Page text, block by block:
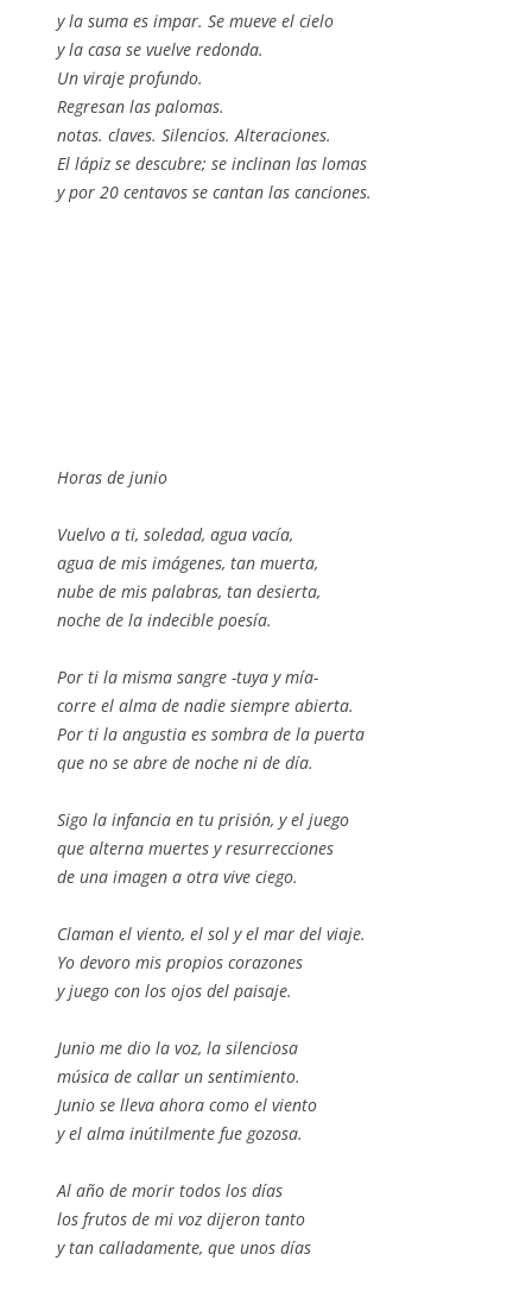
y la suma es impar. Se mueve el cielo
y la casa se vuelve redonda.
Un viraje profundo.
Regresan las palomas.
notas. claves. Silencios. Alteraciones.
El lápiz se descubre; se inclinan las lomas
y por 20 centavos se cantan las canciones.
Horas de junio
Vuelvo a ti, soledad, agua vacía,
agua de mis imágenes, tan muerta,
nube de mis palabras, tan desierta,
noche de la indecible poesía.
Por ti la misma sangre -tuya y mía-
corre el alma de nadie siempre abierta.
Por ti la angustia es sombra de la puerta
que no se abre de noche ni de día.
Sigo la infancia en tu prisión, y el juego
que alterna muertes y resurrecciones
de una imagen a otra vive ciego.
Claman el viento, el sol y el mar del viaje.
Yo devoro mis propios corazones
y juego con los ojos del paisaje.
Junio me dio la voz, la silenciosa
música de callar un sentimiento.
Junio se lleva ahora como el viento
y el alma inútilmente fue gozosa.
Al año de morir todos los días
los frutos de mi voz dijeron tanto
y tan calladamente, que unos días